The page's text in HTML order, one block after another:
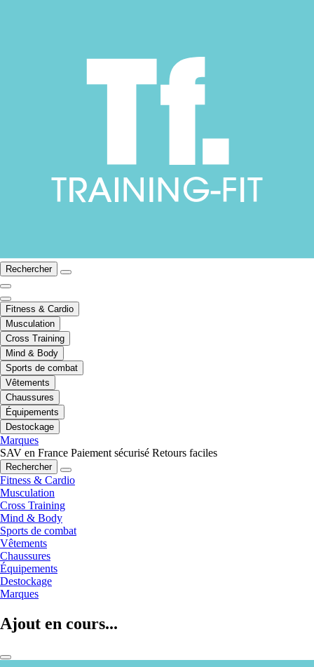
Rechercher
Fitness & Cardio
Musculation
Cross Training
Mind & Body
Sports de combat
Vêtements
Chaussures
Équipements
Destockage
Marques
SAV en France Paiement sécurisé Retours faciles
Rechercher
Fitness & Cardio
Musculation
Cross Training
Mind & Body
Sports de combat
Vêtements
Chaussures
Équipements
Destockage
Marques
Ajout en cours...